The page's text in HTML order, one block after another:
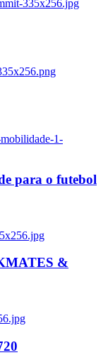
335x256.jpg
1-
para o futebol
&